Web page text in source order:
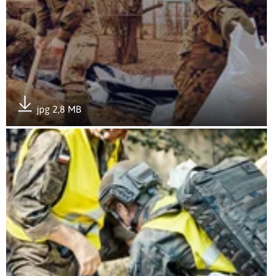
jpg 2,8 MB
Pobierz załącznik
Otwórz załącznik Ulewa, pożar, kryzys, Terytorialsi